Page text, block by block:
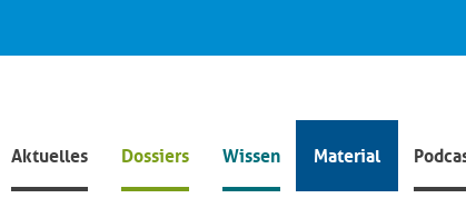
Aktuelles Dossiers Wissen Material